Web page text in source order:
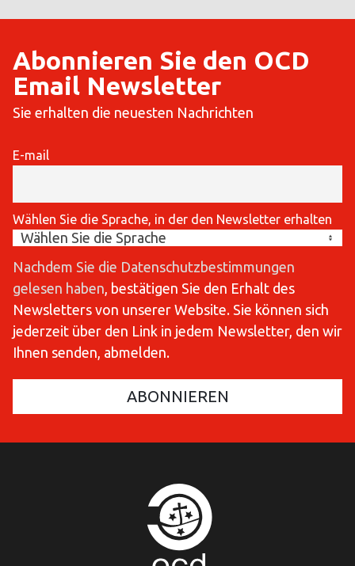
Abonnieren Sie den OCD
Email Newsletter
Sie erhalten die neuesten Nachrichten
E-mail
Wählen Sie die Sprache, in der den Newsletter erhalten
Nachdem Sie die Datenschutzbestimmungen
gelesen haben , bestätigen Sie den Erhalt des
Newsletters von unserer Website. Sie können sich
jederzeit über den Link in jedem Newsletter, den wir
Ihnen senden, abmelden.